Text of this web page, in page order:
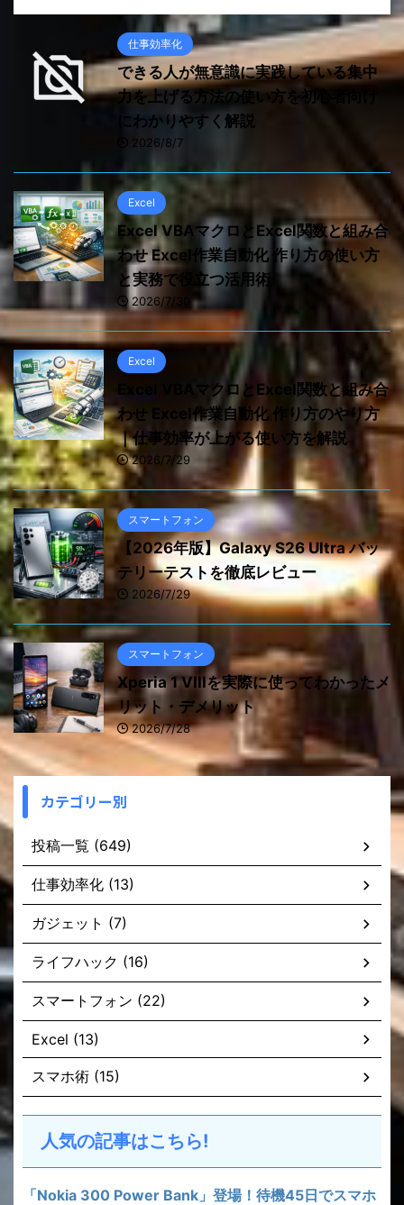
仕事効率化
できる人が無意識に実践している集中
力を上げる方法の使い方を初心者向け
にわかりやすく解説
2026/8/7
Excel
Excel VBAマクロとExcel関数と組み合
わせ Excel作業自動化 作り方の使い方
と実務で役立つ活用術
2026/7/30
Excel
Excel VBAマクロとExcel関数と組み合
わせ Excel作業自動化 作り方のやり方
｜仕事効率が上がる使い方を解説
2026/7/29
スマートフォン
【2026年版】Galaxy S26 Ultra バッ
テリーテストを徹底レビュー
2026/7/29
スマートフォン
Xperia 1 VIIIを実際に使ってわかったメ
リット・デメリット
2026/7/28
カテゴリー別
投稿一覧 (649)
仕事効率化 (13)
ガジェット (7)
ライフハック (16)
スマートフォン (22)
Excel (13)
スマホ術 (15)
人気の記事はこちら!
「Nokia 300 Power Bank」登場！待機45日でスマホ